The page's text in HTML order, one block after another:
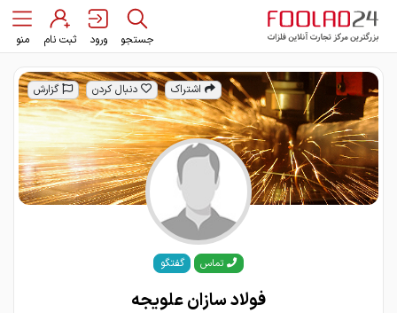
جستجو ورود ثبت نام منو
اشتراک دنبال کردن گزارش
تماس گفتگو
فولاد سازان علویجه